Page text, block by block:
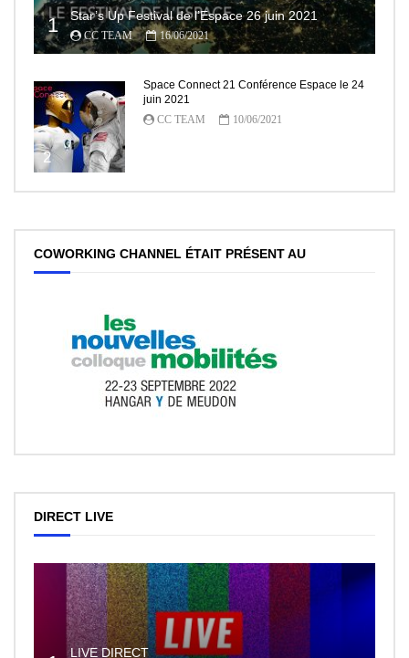
1 Star’s Up Festival de l’Espace 26 juin 2021
CC TEAM 16/06/2021
2
Space Connect 21 Conférence Espace le 24
juin 2021
CC TEAM
10/06/2021
COWORKING CHANNEL ÉTAIT PRÉSENT AU
DIRECT LIVE
LIVE DIRECT